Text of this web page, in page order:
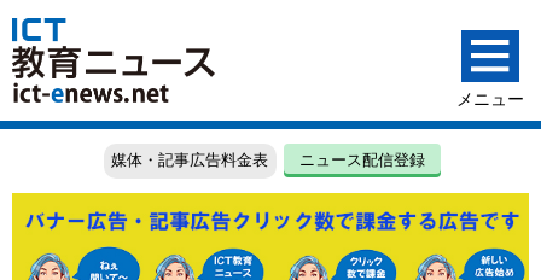
媒体・記事広告料金表 ニュース配信登録